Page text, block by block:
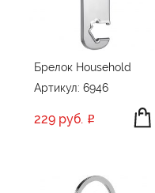
Брелок Household
Артикул: 6946
229 руб.